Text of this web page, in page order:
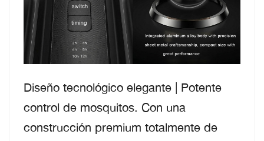
Diseño tecnológico elegante | Potente
control de mosquitos. Con una
construcción premium totalmente de